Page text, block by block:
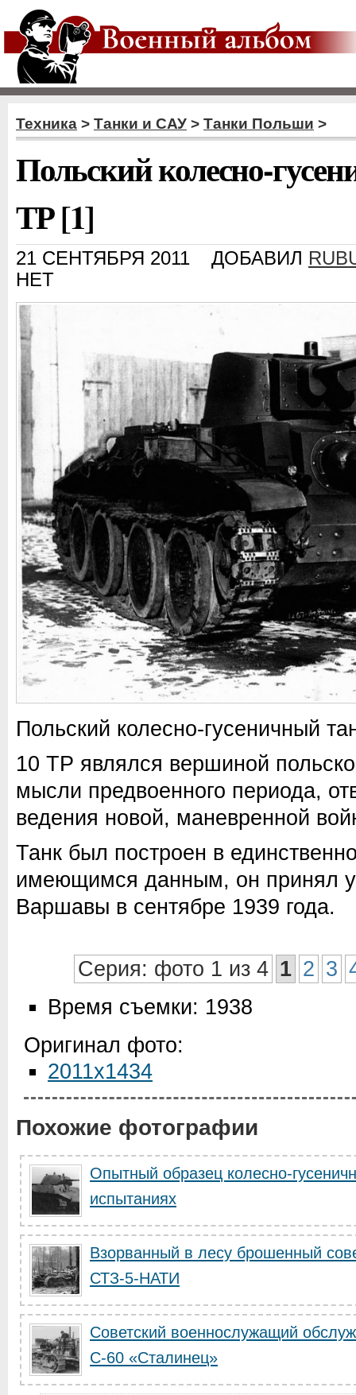
Техника > Танки и САУ > Танки Польши >
Польский колесно-
ТР [1]
21 СЕНТЯБРЯ 2011 ДОБАВИЛ
НЕТ
Польский колесно-гусеничный
10 ТР являлся вершиной
мысли предвоенного периода,
ведения новой, маневренной
Танк был построен в
имеющимся данным, он принял
Варшавы в сентябре 1939 года.
Серия: фото 1 из 4 1 2 3
Время съемки: 1938
Оригинал фото:
2011x1434
Похожие фотографии
Опытный образец колесно-
испытаниях
Взорванный в лесу брошенный
СТЗ-5-НАТИ
Советский военнослужащий
С-60 «Сталинец»